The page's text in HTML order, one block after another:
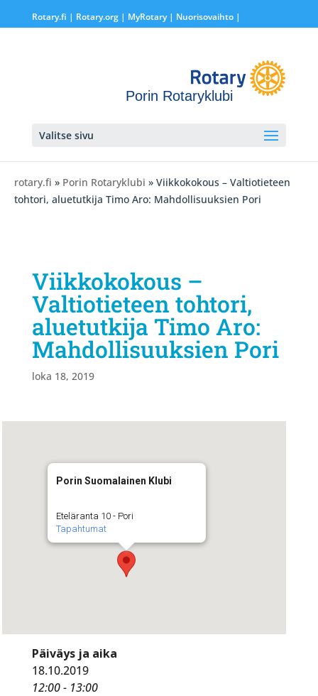
Rotary.fi | Rotary.org| MyRotary | Nuorisovaihto|
Porin Rotaryklubi
Valitse sivu
rotary.fi » Porin Rotaryklubi » Viikkokokous – Valtiotieteen
tohtori, aluetutkija Timo Aro: Mahdollisuuksien Pori
Viikkokokous –
Valtiotieteen tohtori,
aluetutkija Timo Aro:
Mahdollisuuksien Pori
loka 18, 2019
Porin Suomalainen Klubi
Eteläranta 10 - Pori
Tapahtumat
Päiväys ja aika
18.10.2019
12:00 - 13:00